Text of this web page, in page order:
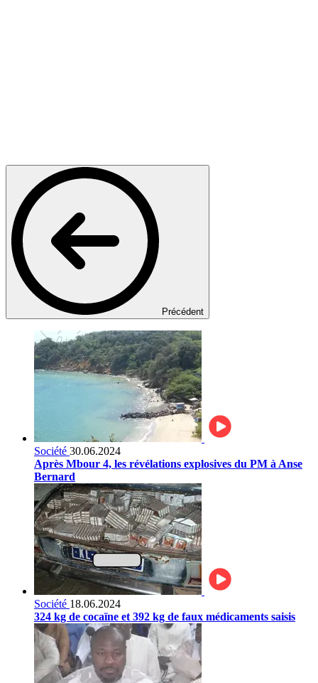
Précédent
Société 30.06.2024
Après Mbour 4, les révélations explosives du PM à Anse
Bernard
Société 18.06.2024
324 kg de cocaïne et 392 kg de faux médicaments saisis